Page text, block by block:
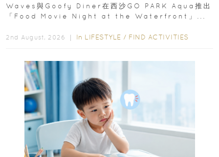
Waves與Goofy Diner在西沙GO PARK Aqua推出
「Food Movie Night at the Waterfront」...
2nd August, 2026 ｜ In LIFESTYLE / FIND ACTIVITIES